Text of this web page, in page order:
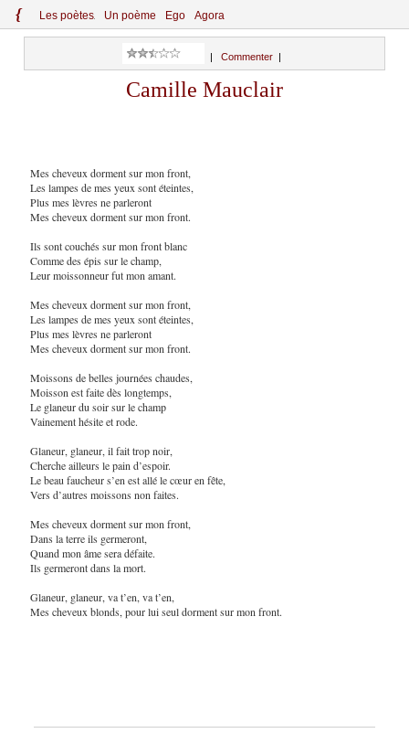
{ Les poètes Un poème Ego Agora
Commenter
Camille Mauclair
Mes cheveux dorment sur mon front,
Les lampes de mes yeux sont éteintes,
Plus mes lèvres ne parleront
Mes cheveux dorment sur mon front.
Ils sont couchés sur mon front blanc
Comme des épis sur le champ,
Leur moissonneur fut mon amant.
Mes cheveux dorment sur mon front,
Les lampes de mes yeux sont éteintes,
Plus mes lèvres ne parleront
Mes cheveux dorment sur mon front.
Moissons de belles journées chaudes,
Moisson est faite dès longtemps,
Le glaneur du soir sur le champ
Vainement hésite et rode.
Glaneur, glaneur, il fait trop noir,
Cherche ailleurs le pain d’espoir.
Le beau faucheur s’en est allé le cœur en fête,
Vers d’autres moissons non faites.
Mes cheveux dorment sur mon front,
Dans la terre ils germeront,
Quand mon âme sera défaite.
Ils germeront dans la mort.
Glaneur, glaneur, va t’en, va t’en,
Mes cheveux blonds, pour lui seul dorment sur mon front.